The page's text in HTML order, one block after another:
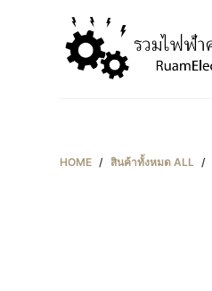
HOME / สินค้าทั้งหมด ALL /